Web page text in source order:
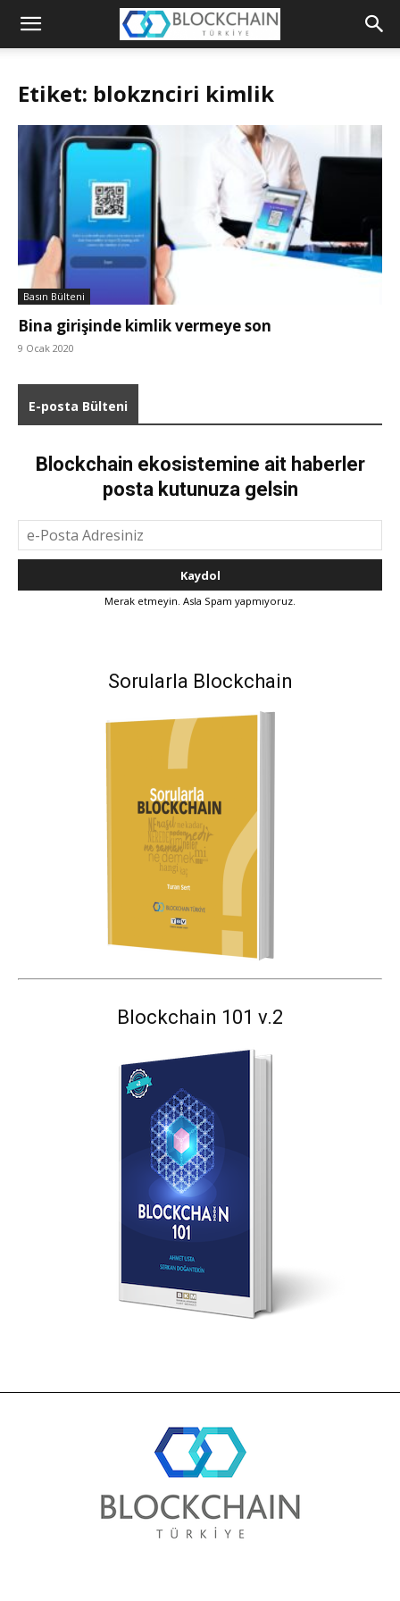
Blockchain
Etiket: blokznciri kimlik
Basın Bülteni
Bina girişinde kimlik vermeye son
9 Ocak 2020
E-posta Bülteni
Blockchain ekosistemine ait haberler
posta kutunuza gelsin
Merak etmeyin. Asla Spam yapmıyoruz.
Sorularla Blockchain
Blockchain 101 v.2